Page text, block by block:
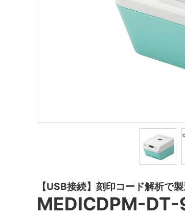
【USB接続】刻印コード解析で
MEDICDPM-